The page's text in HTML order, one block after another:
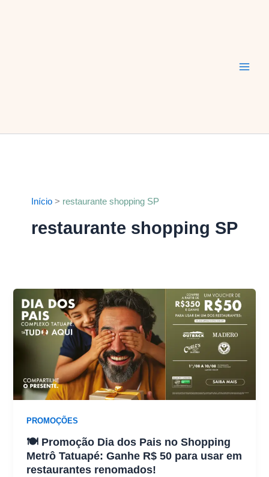
Início restaurante shopping SP
restaurante shopping SP
PROMOÇÕES
🍽 Promoção Dia dos Pais no Shopping
Metrô Tatuapé: Ganhe R$ 50 para usar em
restaurantes renomados!